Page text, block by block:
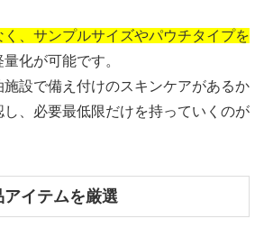
、サンプルサイズやパウチタイプを
化が可能です。
施設で備え付けのスキンケアがあるか
し、必要最低限だけを持っていくのが
イテムを厳選